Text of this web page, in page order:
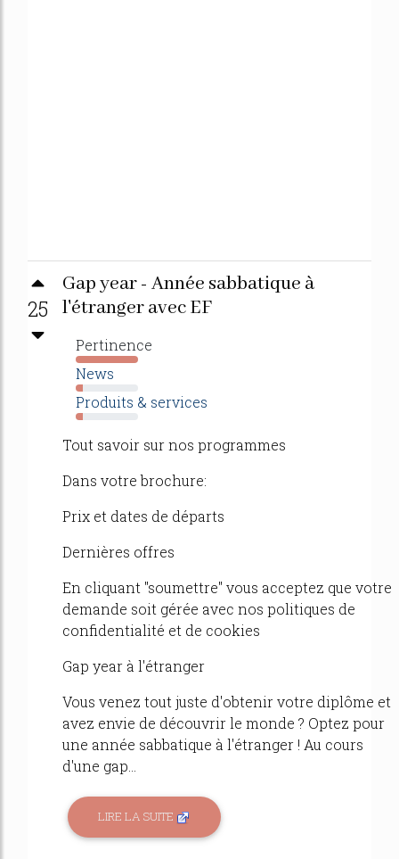
25
Gap year - Année sabbatique à
l'étranger avec EF
Pertinence
1175%
News
12%
Produits & services
11%
Tout savoir sur nos programmes
Dans votre brochure:
Prix et dates de départs
Dernières offres
En cliquant "soumettre" vous acceptez que votre
demande soit gérée avec nos politiques de
confidentialité et de cookies
Gap year à l'étranger
Vous venez tout juste d'obtenir votre diplôme et
avez envie de découvrir le monde ? Optez pour
une année sabbatique à l'étranger ! Au cours
d'une gap...
LIRE LA SUITE